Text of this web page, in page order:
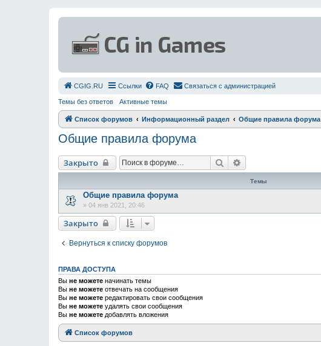
СGIG.RU Ссылки FAQ Связаться с администрацией
Темы без ответов Активные темы
Список форумов Информационный раздел Общие правила форума
Общие правила форума
Закрыто Поиск
Темы
Общие правила форума
» 04 янв 2021, 20:46
Закрыто
Вернуться к списку форумов
ПРАВА ДОСТУПА
Вы не можете начинать темы
Вы не можете отвечать на сообщения
Вы не можете редактировать свои сообщения
Вы не можете удалять свои сообщения
Вы не можете добавлять вложения
Список форумов